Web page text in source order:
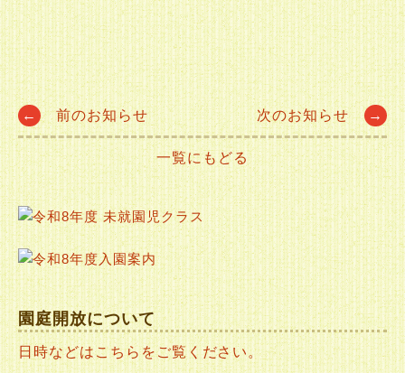
Post
navigation
← 前のお知らせ 次のお知らせ →
一覧にもどる
園庭開放について
日時などはこちらをご覧ください。